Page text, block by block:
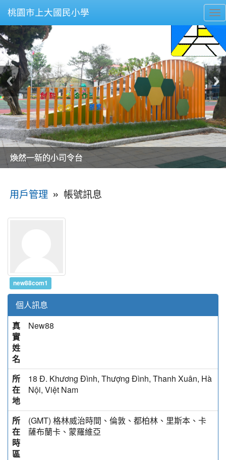
桃園市上大國民小學
美麗的操場是我們活力的來源
美麗的操場是我們活力的來源
煥然一新的小司令台
煥然一新的小司令台
富含桃園埤塘田園風光意象的中廊
富含桃園埤塘田園風光意象的中廊
嶄新的中庭廣場
嶄新的中庭廣場
水生池生生不息
水生池生生不息
用戶管理 » 帳號訊息
new88com1
個人訊息
真
實
姓
名
New88
所
在
地
18 Đ. Khương Đình, Thượng Đình, Thanh Xuân, Hà
Nội, Việt Nam
所
在
時
區
(GMT) 格林威治時間、倫敦、都柏林、里斯本、卡
薩布蘭卡、蒙羅維亞